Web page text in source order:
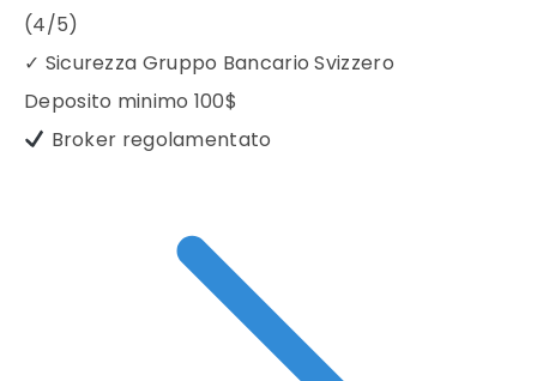
(4/5)
✓ Sicurezza Gruppo Bancario Svizzero
Deposito minimo 100$
Broker regolamentato